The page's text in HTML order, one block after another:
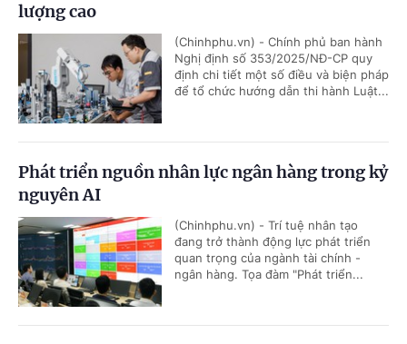
lượng cao
(Chinhphu.vn) - Chính phủ ban hành
Nghị định số 353/2025/NĐ-CP quy
định chi tiết một số điều và biện pháp
để tổ chức hướng dẫn thi hành Luật...
Phát triển nguồn nhân lực ngân hàng trong kỷ
nguyên AI
(Chinhphu.vn) - Trí tuệ nhân tạo
đang trở thành động lực phát triển
quan trọng của ngành tài chính -
ngân hàng. Tọa đàm "Phát triển...